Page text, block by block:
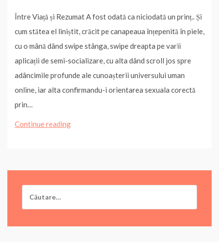
e
o
k
t
e
r
t
r
e
s
k
d
I
n
t
A
p
p
i
y
i
k
t
j
a
ă
Între Viață și Rezumat A fost odată ca niciodată un prinț.. Și
cum stătea el liniștit, crăcit pe canapeaua înțepenită în piele,
cu o mână dând swipe stânga, swipe dreapta pe varii
aplicații de semi-socializare, cu alta dând scroll jos spre
adâncimile profunde ale cunoașterii universului uman
online, iar alta confirmandu-i orientarea sexuala corectă
prin…
Continue readingPovestea
după: